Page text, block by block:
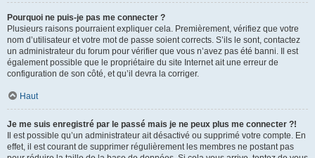
Pourquoi ne puis-je pas me connecter ?
Plusieurs raisons pourraient expliquer cela. Premièrement, vérifiez que votre
nom d’utilisateur et votre mot de passe soient corrects. S’ils le sont, contactez
un administrateur du forum pour vérifier que vous n’avez pas été banni. Il est
également possible que le propriétaire du site Internet ait une erreur de
configuration de son côté, et qu’il devra la corriger.
Haut
Je me suis enregistré par le passé mais je ne peux plus me connecter ?!
Il est possible qu’un administrateur ait désactivé ou supprimé votre compte. En
effet, il est courant de supprimer régulièrement les membres ne postant pas